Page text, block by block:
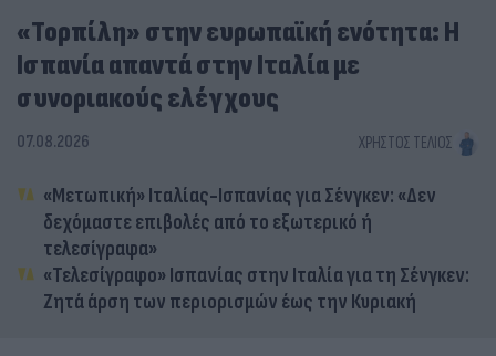
«Τορπίλη» στην ευρωπαϊκή ενότητα: Η
Ισπανία απαντά στην Ιταλία με
συνοριακούς ελέγχους
07.08.2026 ΧΡΉΣΤΟΣ ΤΈΛΙΟΣ
«Μετωπική» Ιταλίας-Ισπανίας για Σένγκεν: «Δεν
δεχόμαστε επιβολές από το εξωτερικό ή
τελεσίγραφα»
«Τελεσίγραφο» Ισπανίας στην Ιταλία για τη Σένγκεν:
Ζητά άρση των περιορισμών έως την Κυριακή